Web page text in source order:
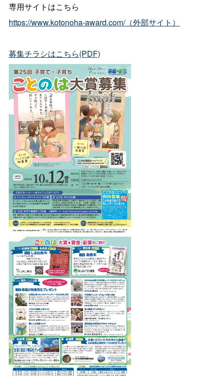
専用サイトはこちら
https://www.kotonoha-award.com/（外部サイト）
募集チラシはこちら(PDF)